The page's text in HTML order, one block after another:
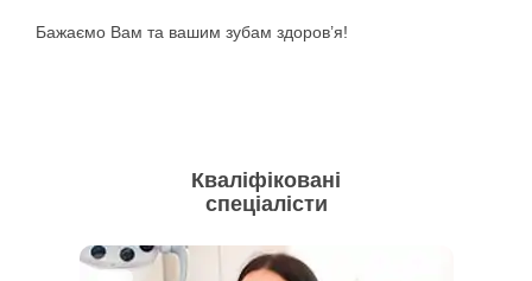
Бажаємо Вам та вашим зубам здоров’я!
Кваліфіковані
спеціалісти